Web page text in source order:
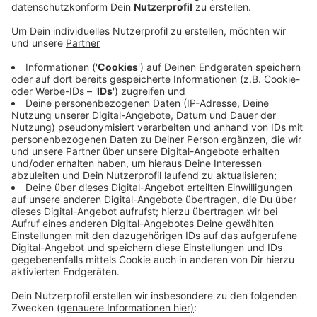
Die gebürtige Schottin Emeli Sandé gehört nicht nur
zu den erfolgreichsten Künstlerinnen Groß-Britanniens
sondern ganz sicher auch zu den besten Sängerinnen
ihrer Generation. Mit Hits wie "Next to me" oder "Read
all about it" ist sie auch bei seit Jahren nicht mehr aus
dem Programm wegzudenken. Jetzt gibt’s brandneues
Material der super sympathischen 32-Jährigen mit
dem markanten blonden Lockenkopf. "Real life" heißt
ihr neues Album das im September erscheint und mit
diesem neuen Material im Gepäck hat uns Emeli im
Studio besucht, uns von ihrem Leben und der Arbeit an
der neuen Platte erzählt und außerdem ihre brandneue
Single "Shine" in einer exklusiven Version für uns
gesungen.
Anzeige